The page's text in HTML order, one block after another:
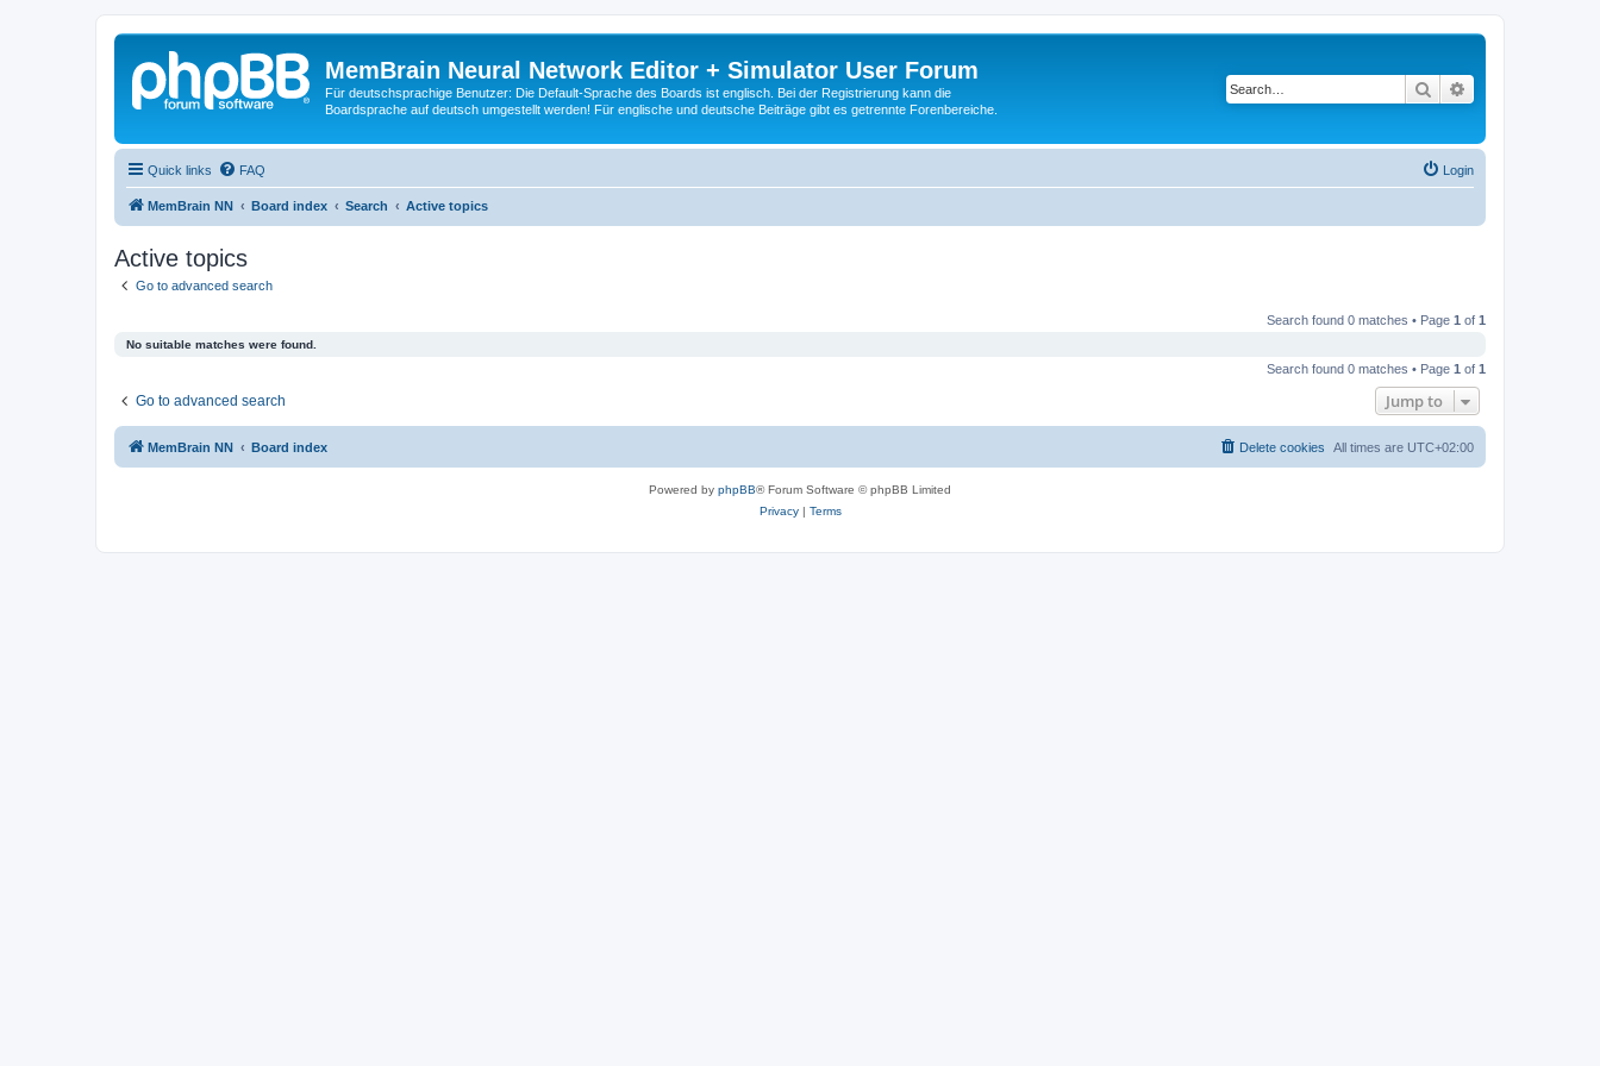
MemBrain Neural Network Editor + Simulator User Forum
Für deutschsprachige Benutzer: Die Default-Sprache des Boards ist englisch. Bei der Registrierung kann die
Boardsprache auf deutsch umgestellt werden! Für englische und deutsche Beiträge gibt es getrennte Forenbereiche.
Search
Quick links FAQ Login
MemBrain NN Board index Search Active topics
Active topics
Go to advanced search
Search found 0 matches • Page 1 of 1
No suitable matches were found.
Search found 0 matches • Page 1 of 1
Go to advanced search Jump to
MemBrain NN Board index All times are UTC+02:00
Delete cookies
Powered by phpBB® Forum Software © phpBB Limited
Privacy| Terms